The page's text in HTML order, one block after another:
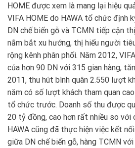
HOME được xem là mang lại hiệu
VIFA HOME do HAWA tổ chức định
DN chế biến gỗ và TCMN tiếp cận
nắm bắt xu hướng, thị hiếu người
rộng kênh phân phối. Năm 2012,
của hơn 90 DN với 315 gian hàng,
2011, thu hút bình quân 2.550 lượt
năm có số lượt khách tham quan
tổ chức trước. Doanh số thu được
20 tỷ đồng, cao hơn rất nhiều so với
HAWA cũng đã thực hiện việc kết
giữa DN chế biến gỗ, hàng TCMN